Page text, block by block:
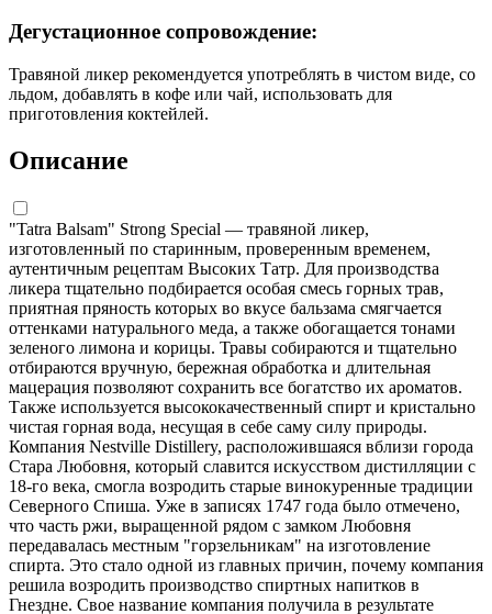
Дегустационное сопровождение:
Травяной ликер рекомендуется употреблять в чистом виде, со
льдом, добавлять в кофе или чай, использовать для
приготовления коктейлей.
Описание
"Tatra Balsam" Strong Special — травяной ликер,
изготовленный по старинным, проверенным временем,
аутентичным рецептам Высоких Татр. Для производства
ликера тщательно подбирается особая смесь горных трав,
приятная пряность которых во вкусе бальзама смягчается
оттенками натурального меда, а также обогащается тонами
зеленого лимона и корицы. Травы собираются и тщательно
отбираются вручную, бережная обработка и длительная
мацерация позволяют сохранить все богатство их ароматов.
Также используется высококачественный спирт и кристально
чистая горная вода, несущая в себе саму силу природы.
Компания Nestville Distillery, расположившаяся вблизи города
Стара Любовня, который славится искусством дистилляции с
18-го века, смогла возродить старые винокуренные традиции
Северного Спиша. Уже в записях 1747 года было отмечено,
что часть ржи, выращенной рядом с замком Любовня
передавалась местным "горзельникам" на изготовление
спирта. Это стало одной из главных причин, почему компания
решила возродить производство спиртных напитков в
Гнездне. Свое название компания получила в результате